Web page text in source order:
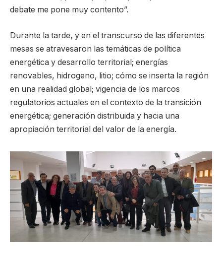
debate me pone muy contento”.
Durante la tarde, y en el transcurso de las diferentes
mesas se atravesaron las temáticas de política
energética y desarrollo territorial; energías
renovables, hidrogeno, litio; cómo se inserta la región
en una realidad global; vigencia de los marcos
regulatorios actuales en el contexto de la transición
energética; generación distribuida y hacia una
apropiación territorial del valor de la energía.